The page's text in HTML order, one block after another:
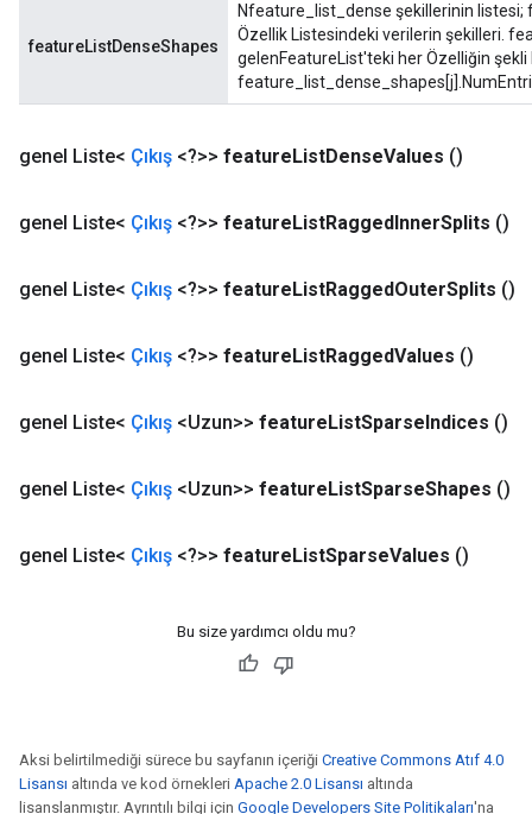
featureListDenseShapes
Nfeature_list_dense şekillerinin
Özellik Listesindeki verilerin şekilleri.
gelenFeatureList'teki her Özelliğin
genel Liste< Çıkış <?>> featureListDenseValues ​​()
genel Liste< Çıkış <?>> featureListRaggedInnerSplits ()
genel Liste< Çıkış <?>> featureListRaggedOuterSplits ()
genel Liste< Çıkış <?>> featureListRaggedValues ​​()
genel Liste< Çıkış <Uzun>> featureListSparseIndices ()
genel Liste< Çıkış <Uzun>> featureListSparseShapes ()
genel Liste< Çıkış <?>> featureListSparseValues ​​()
Bu size yardımcı oldu mu?
Aksi belirtilmediği sürece bu sayfanın içeriği Creative Commons Atıf 4.0
Lisansı altında ve kod örnekleri Apache 2.0 Lisansı altında
lisanslanmıştır. Ayrıntılı bilgi için Google Developers Site Politikaları'na